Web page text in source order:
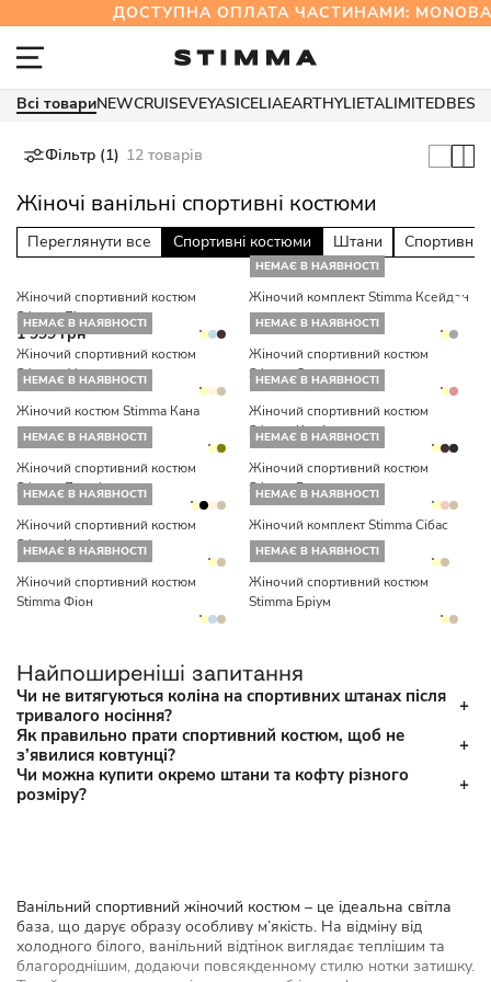
ДОСТУПНА ОПЛАТА ЧАСТИНАМИ:
Всі товариNEWCRUISEVEYASICELIAEARTHYLIETALIMITED
Фільтр (1) 12 товарів
Жіночі ванільні спортивні костюми
Переглянути все Спортивні костюми Штани Спортивні
Жіночий спортивний костюм
Stimma Лісмер
1 999 грн
НЕМАЄ В НАЯВНОСТІ
Жіночий комплект Stimma Ксейден
НЕМАЄ В НАЯВНОСТІ
Жіночий спортивний костюм
Stimma Фісей
НЕМАЄ В НАЯВНОСТІ
Жіночий спортивний костюм
Stimma Ореон
НЕМАЄ В НАЯВНОСТІ
Жіночий костюм Stimma Кана
НЕМАЄ В НАЯВНОСТІ
Жіночий спортивний костюм
Stimma Крафт
НЕМАЄ В НАЯВНОСТІ
Жіночий спортивний костюм
Stimma Джені
НЕМАЄ В НАЯВНОСТІ
Жіночий спортивний костюм
Stimma Горст
НЕМАЄ В НАЯВНОСТІ
Жіночий спортивний костюм
Stimma Келі
НЕМАЄ В НАЯВНОСТІ
Жіночий комплект Stimma Сібас
НЕМАЄ В НАЯВНОСТІ
Жіночий спортивний костюм
Stimma Фіон
НЕМАЄ В НАЯВНОСТІ
Жіночий спортивний костюм
Stimma Бріум
Найпоширеніші запитання
Чи не витягуються коліна на спортивних штанах після
тривалого носіння?
Як правильно прати спортивний костюм, щоб не
з’явилися ковтунці?
Чи можна купити окремо штани та кофту різного
розміру?
Ванільний спортивний жіночий костюм – це ідеальна світла
база, що дарує образу особливу м’якість. На відміну від
холодного білого, ванільний відтінок виглядає теплішим та
благороднішим, додаючи повсякденному стилю нотки затишку.